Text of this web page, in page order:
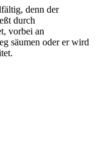
denn der
durch
vorbei an
säumen oder er wird